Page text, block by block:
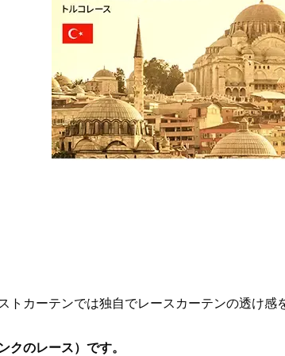
カーテンでは独自でレースカーテンの透け感
クのレース）です。